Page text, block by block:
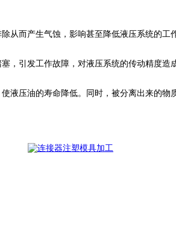
从而产生气蚀，影响甚至降低液压系统的工
引发工作故障，对液压系统的传动精度造
压油的寿命降低。同时，被分离出来的物